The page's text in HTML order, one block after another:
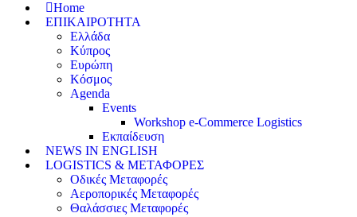
Home
ΕΠΙΚΑΙΡΟΤΗΤΑ
Ελλάδα
Κύπρος
Ευρώπη
Κόσμος
Agenda
Events
Workshop e-Commerce Logistics
Εκπαίδευση
NEWS IN ENGLISH
LOGISTICS & ΜΕΤΑΦΟΡΕΣ
Οδικές Μεταφορές
Αεροπορικές Μεταφορές
Θαλάσσιες Μεταφορές